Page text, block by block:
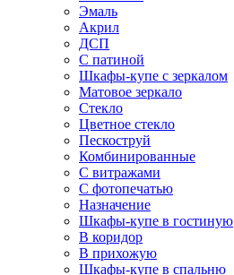
Эмаль
Акрил
ДСП
С патиной
Шкафы-купе с зеркалом
Матовое зеркало
Стекло
Цветное стекло
Пескоструй
Комбинированные
С витражами
С фотопечатью
Назначение
Шкафы-купе в гостиную
В коридор
В прихожую
Шкафы-купе в спальню